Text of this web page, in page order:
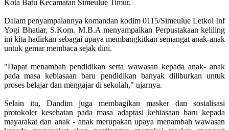
Kota Batu Kecamatan Simeulue Timur.
Dalam penyampaiannya komandan kodim 0115/Simeulue Letkol Inf
Yogi Bhatiar, S.Kom. M.B.A menyampaikan Perpustakaan keliling
ini kita hadirkan sebagai upaya membangkitkan semangat anak-anak
untuk gemar membaca sejak dini.
"Dapat menambah pendidikan serta wawasan kepada anak- anak
pada masa kebiasaan baru pendidikan banyak diliburkan untuk
proses belajar dan mengajar di sekolah," ujarnya.
Selain itu, Dandim juga membagikan masker dan sosialisasi
protokoler kesehatan pada masa adaptasi kebiasaan baru kepada
mayarakat dan anak - anak merupakan upaya menambah wawasan